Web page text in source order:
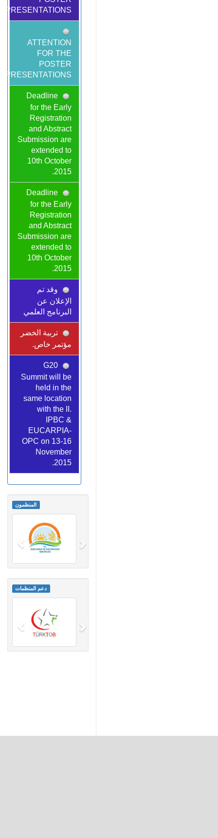
PRESENTATIONS!
ATTENTION
FOR THE
POSTER
PRESENTATIONS!
Deadline
for the Early
Registration
and Abstract
Submission are
extended to
10th October
2015.
Deadline
for the Early
Registration
and Abstract
Submission are
extended to
10th October
2015.
وقد تم
الإعلان عن
البرنامج العلمي
تربية الخضر
مؤتمر خاص.
G20
Summit will be
held in the
same location
with the II.
IPBC &
EUCARPIA-
OPC on 13-16
November
2015.
المنظمون
دعم المنظمات